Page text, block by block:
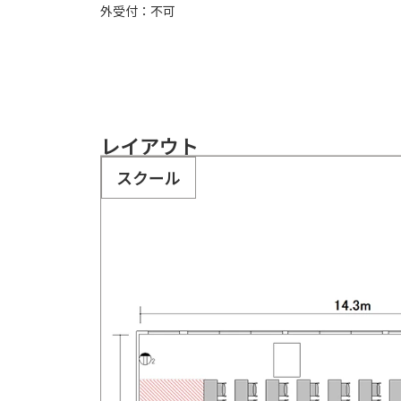
外受付：不可
レイアウト
スクール